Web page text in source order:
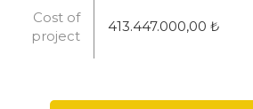
Cost of
project
413.447.000,00 ₺